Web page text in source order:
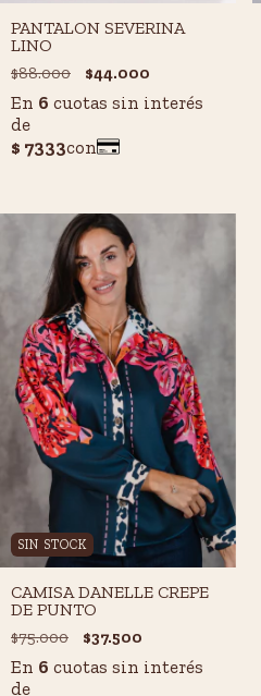
PANTALON SEVERINA
LINO
$88.000 $44.000
SIN STOCK
CAMISA DANELLE CREPE
DE PUNTO
$75.000 $37.500